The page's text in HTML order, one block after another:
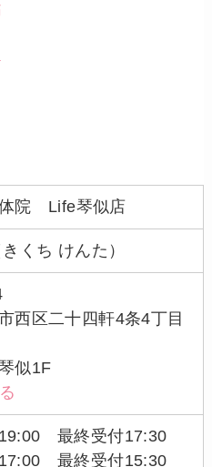
院 Life琴似店
くち けんた）
西区二十四軒4条4丁目
似1F
最終受付17:30
最終受付15:30